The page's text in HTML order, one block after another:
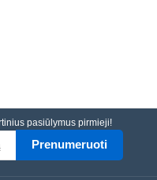
pasiūlymus pirmieji!
Prenumeruoti